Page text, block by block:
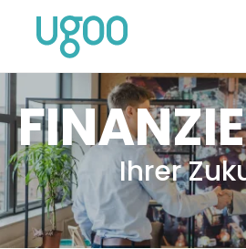
Ihrer